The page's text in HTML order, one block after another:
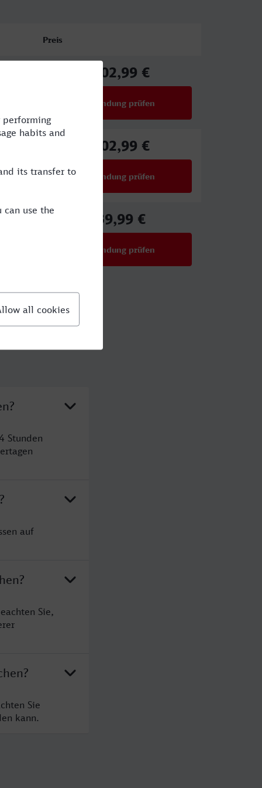
Preis
102,99 €
Verbindung prüfen
102,99 €
Verbindung prüfen
39,99 €
Verbindung prüfen
Stunden
auf
Sie,
Sie
kann.